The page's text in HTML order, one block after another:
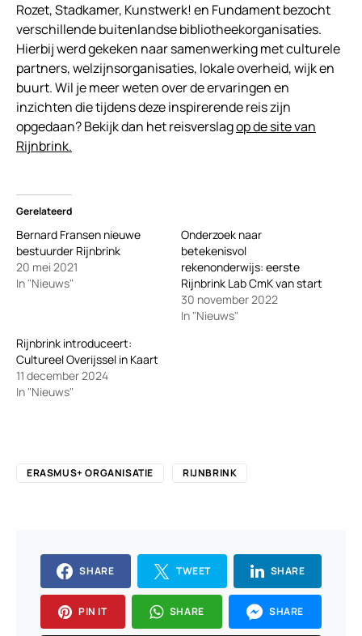
Rozet, Stadkamer, Kunstwerk! en Fundament bezocht
verschillende buitenlandse bibliotheekorganisaties.
Hierbij werd gekeken naar samenwerking met culturele
partners, welzijnsorganisaties, lokale overheid, wijk en
buurt. Wil je meer weten over de ervaringen en
inzichten die tijdens deze inspirerende reis zijn
opgedaan? Bekijk dan het reisverslagop de site van
Rijnbrink.
Gerelateerd
Bernard Fransen nieuwe
bestuurder Rijnbrink
20 mei 2021
In "Nieuws"
Onderzoek naar
betekenisvol
rekenonderwijs: eerste
Rijnbrink Lab CmK van start
30 november 2022
In "Nieuws"
Rijnbrink introduceert:
Cultureel Overijssel in Kaart
11 december 2024
In "Nieuws"
ERASMUS+ ORGANISATIE RIJNBRINK
SHARE TWEET SHARE
PIN IT SHARE SHARE